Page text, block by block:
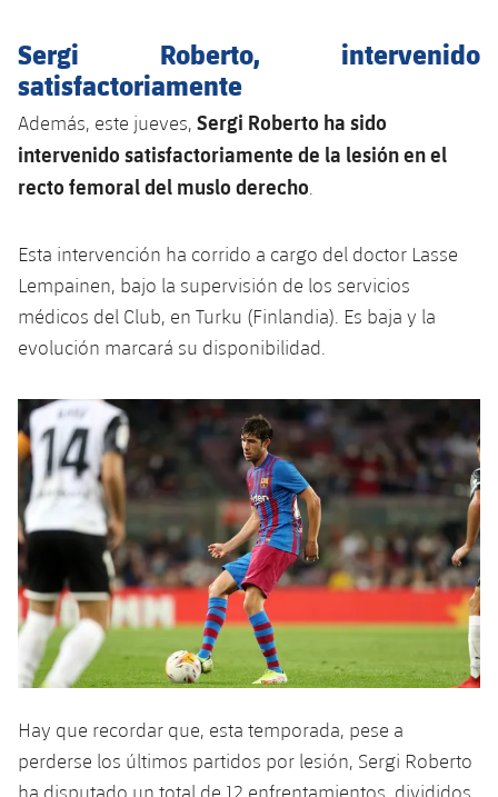
Calendario
Resultados
Clasificaciones
Jugadores
Calendario
Resultados
Clasificaciones
Noticias
Hockey Hierba Masculino
Hockey Hierba Femenino
Patinaje artístico
plusicon
más
Actualidad
Plantilla
Agenda
Escuela de Patinaje
Actualidad
Jugadores
Resultados
Clasificaciones
Fotos
Voleibol
plusicon
Noticias
Voleibol femenino
Apúntate a las amateurs
plusicon
más
Carnet de las Secciones Amateurs
PLUSICON
MÁS
League of Legends
VALORANT Rising
VALORANT Game Changers
eFootball
Sergi Roberto, intervenido
satisfactoriamente
Además, este jueves, Sergi Roberto ha sido
intervenido satisfactoriamente de la lesión en el
recto femoral del muslo derecho
Esta intervención ha corrido a cargo del doctor Lasse
Lempainen, bajo la supervisión de los servicios
médicos del Club, en Turku (Finlandia). Es baja y la
evolución marcará su disponibilidad.
Hay que recordar que, esta temporada, pese a
perderse los últimos partidos por lesión, Sergi Roberto
ha disputado un total de 12 enfrentamientos, divididos